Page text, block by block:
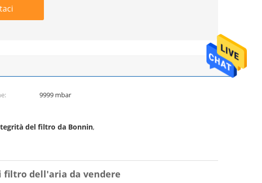
9999 mbar
del filtro da Bonnin,
filtro dell'aria da vendere